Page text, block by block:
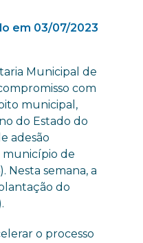
em 03/07/2023
Municipal de
com
municipal,
do Estado do
adesão
município de
Nesta semana, a
do
o processo